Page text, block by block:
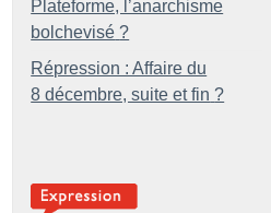
Plateforme, l’anarchisme
bolchevisé ?
Répression : Affaire du
8 décembre, suite et fin ?